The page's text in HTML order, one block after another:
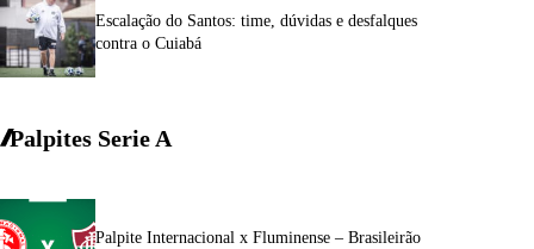
Escalação do Santos: time, dúvidas e desfalques
contra o Cuiabá
Palpites Serie A
Palpite Internacional x Fluminense – Brasileirão